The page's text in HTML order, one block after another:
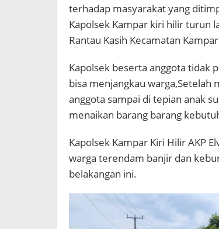
terhadap masyarakat yang
Kapolsek Kampar kiri hilir turun
Rantau Kasih Kecamatan
Kapolsek beserta anggota tidak
bisa menjangkau warga,Setelah
anggota sampai di tepian anak
menaikan barang barang
Kapolsek Kampar Kiri Hilir AKP
warga terendam banjir dan
belakangan ini.